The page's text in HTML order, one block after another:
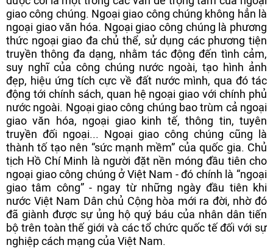
giao công chúng. Ngoại giao công chúng không hẳn là
ngoại giao văn hóa. Ngoại giao công chúng là phương
thức ngoại giao đa chủ thể, sử dụng các phương tiện
truyền thông đa dạng, nhằm tác động đến tình cảm,
suy nghĩ của công chúng nước ngoài, tạo hình ảnh
đẹp, hiệu ứng tích cực về đất nước mình, qua đó tác
động tới chính sách, quan hệ ngoại giao với chính phủ
nước ngoài. Ngoại giao công chúng bao trùm cả ngoại
giao văn hóa, ngoại giao kinh tế, thông tin, tuyên
truyền đối ngoại... Ngoại giao công chúng cũng là
thành tố tạo nên “sức mạnh mềm” của quốc gia. Chủ
tịch Hồ Chí Minh là người đặt nền móng đầu tiên cho
ngoại giao công chúng ở Việt Nam - đó chính là “ngoại
giao tâm công” - ngay từ những ngày đầu tiên khi
nước Việt Nam Dân chủ Cộng hòa mới ra đời, nhờ đó
đã giành được sự ủng hộ quý báu của nhân dân tiến
bộ trên toàn thế giới và các tổ chức quốc tế đối với sự
nghiệp cách mạng của Việt Nam.